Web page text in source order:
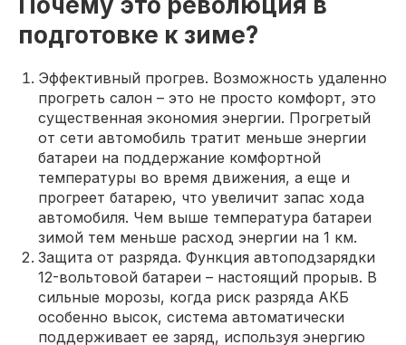
подготовке к зиме?
Эффективный прогрев. Возможность удаленно
прогреть салон – это не просто комфорт, это
существенная экономия энергии. Прогретый
от сети автомобиль тратит меньше энергии
батареи на поддержание комфортной
температуры во время движения, а еще и
прогреет батарею, что увеличит запас хода
автомобиля. Чем выше температура батареи
зимой тем меньше расход энергии на 1 км.
Защита от разряда. Функция автоподзарядки
12-вольтовой батареи – настоящий прорыв. В
сильные морозы, когда риск разряда АКБ
особенно высок, система автоматически
поддерживает ее заряд, используя энергию